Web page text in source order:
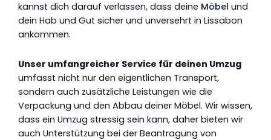
kannst dich darauf verlassen, dass deine Möbel und
dein Hab und Gut sicher und unversehrt in Lissabon
ankommen.
Unser umfangreicher Service für deinen Umzug
umfasst nicht nur den eigentlichen Transport,
sondern auch zusätzliche Leistungen wie die
Verpackung und den Abbau deiner Möbel. Wir wissen,
dass ein Umzug stressig sein kann, daher bieten wir
auch Unterstützung bei der Beantragung von